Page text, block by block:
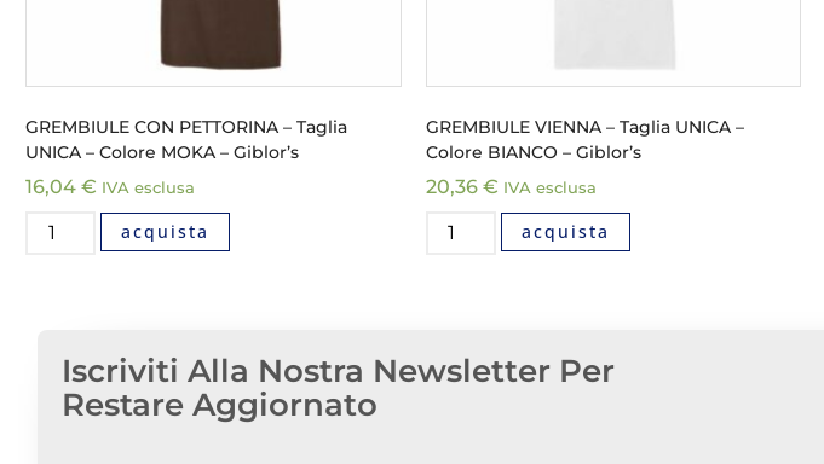
GREMBIULE CON PETTORINA – Taglia
UNICA – Colore MOKA – Giblor’s
16,04 € IVA esclusa
acquista
GREMBIULE VIENNA – Taglia UNICA –
Colore BIANCO – Giblor’s
20,36 € IVA esclusa
acquista
Iscriviti Alla Nostra Newsletter Per
Restare Aggiornato